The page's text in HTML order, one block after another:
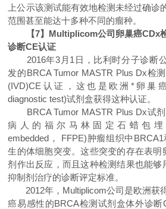
上公示该测试能有效地检测未经过确诊
范围甚至能达十多种不同的瘤种。
【7】Multiplicom公司卵巢癌CDx
诊断CE认证
2016年3月1日，比利时分子诊断公
发的BRCA Tumor MASTR Plus Dx检
(IVD)CE认证，这也是欧洲*卵巢
diagnostic test)试剂盒获得这种认证。
BRCA Tumor MASTR Plus Dx试剂
病人的福尔马林固定石蜡包埋
embedded， FFPE)肿瘤组织中
生的体细胞突变。这些突变的存在表明
剂作出反应，而且这种检测结果也能够
抑制剂治疗的诊断评定标准。
2012年，Multiplicom公司是欧洲获
癌易感性的BRCA检测试剂盒体外诊断